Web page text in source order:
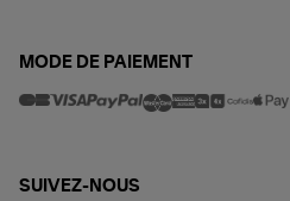
MODE DE PAIEMENT
SUIVEZ-NOUS